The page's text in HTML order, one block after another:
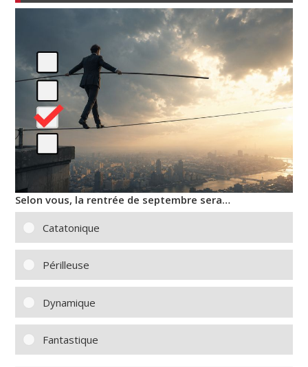
Selon vous, la rentrée de septembre sera…
Catatonique
Périlleuse
Dynamique
Fantastique